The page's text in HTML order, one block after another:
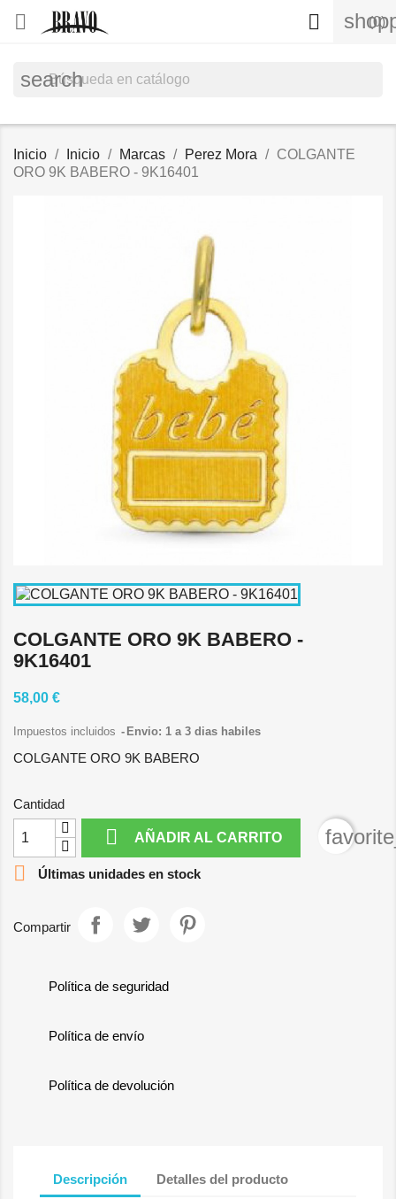
 (0)

search
Inicio Inicio Marcas Perez Mora
COLGANTE
ORO 9K BABERO - 9K16401
COLGANTE ORO 9K BABERO -
9K16401
58,00 €
Impuestos incluidos Envio: 1 a 3 dias habiles
COLGANTE ORO 9K BABERO
Cantidad
 AÑADIR AL CARRITO

Últimas unidades en stock
Compartir
Política de seguridad
Política de envío
Política de devolución
Descripción Detalles del producto